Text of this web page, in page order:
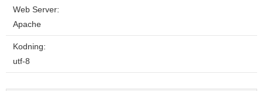
Web Server:
Apache
Kodning:
utf-8